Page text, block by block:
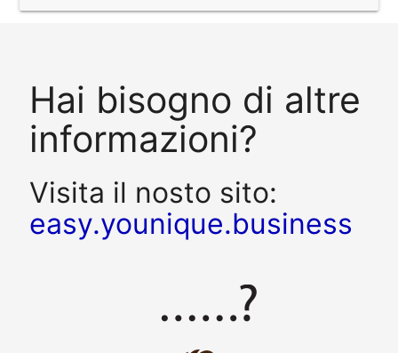
Hai bisogno di altre
informazioni?
Visita il nosto sito:
easy.younique.business